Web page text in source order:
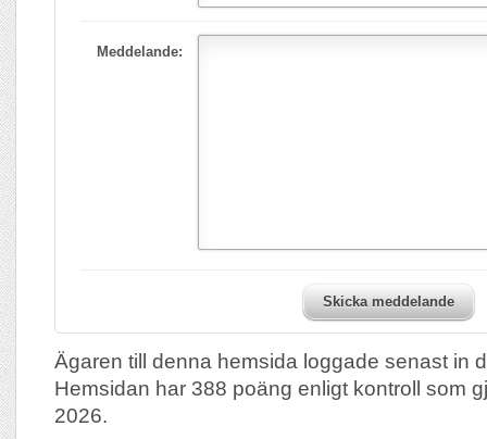
Meddelande:
Skicka meddelande
Ägaren till denna hemsida loggade senast in
Hemsidan har 388 poäng enligt kontroll som
2026.